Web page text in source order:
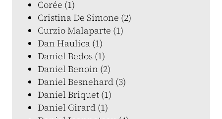
Corée (1)
Cristina De Simone (2)
Curzio Malaparte (1)
Dan Haulica (1)
Daniel Bedos (1)
Daniel Benoin (2)
Daniel Besnehard (3)
Daniel Briquet (1)
Daniel Girard (1)